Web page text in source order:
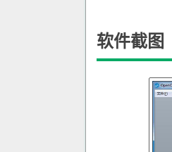
软件截图